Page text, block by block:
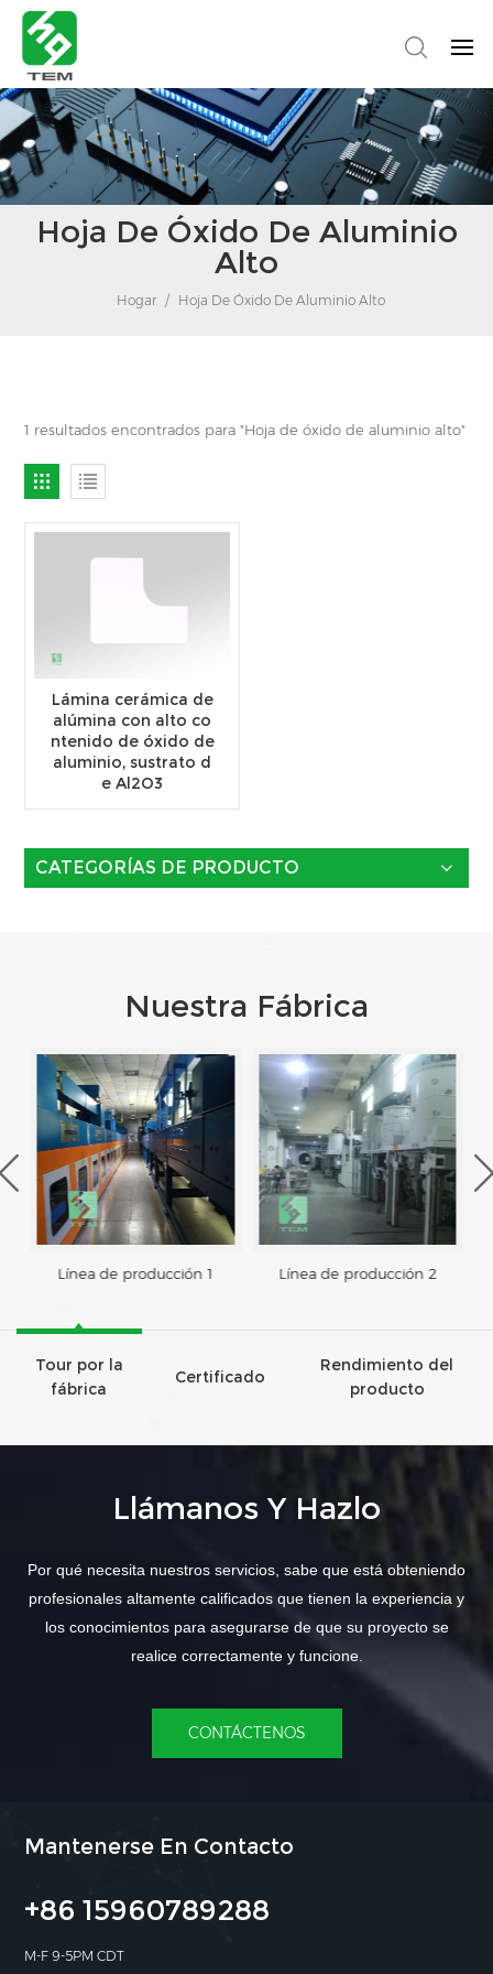
Hoja De Óxido De Aluminio
Alto
Hogar / Hoja De Óxido De Aluminio Alto
1 resultados encontrados para "Hoja de óxido de aluminio alto"
Lámina cerámica de
alúmina con alto co
ntenido de óxido de
aluminio, sustrato d
e Al2O3
CATEGORÍAS DE PRODUCTO
Nuestra Fábrica
Línea de producción 1 Línea de producción 2
Tour por la
fábrica
Certificado
Rendimiento del
producto
Llámanos Y Hazlo
Por qué necesita nuestros servicios, sabe que está obteniendo
profesionales altamente calificados que tienen la experiencia y
los conocimientos para asegurarse de que su proyecto se
realice correctamente y funcione.
CONTÁCTENOS
Mantenerse En Contacto
+86 15960789288
M-F 9-5PM CDT